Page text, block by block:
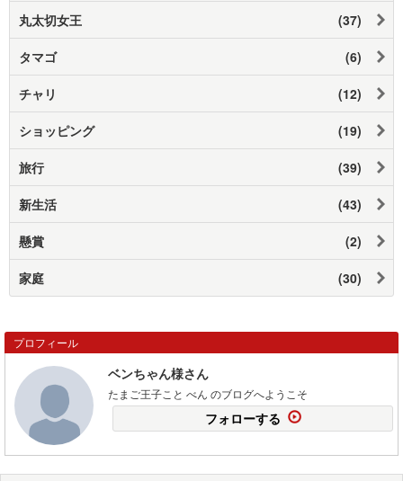
丸太切女王 (37)
タマゴ (6)
チャリ (12)
ショッピング (19)
旅行 (39)
新生活 (43)
懸賞 (2)
家庭 (30)
プロフィール
ベンちゃん様さん
たまご王子こと べん のブログへようこそ
フォローする